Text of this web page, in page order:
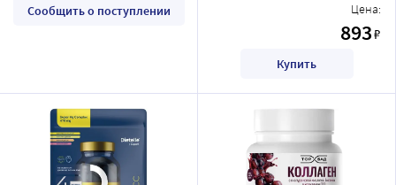
Сообщить о поступлении Цена:
893₽
Купить